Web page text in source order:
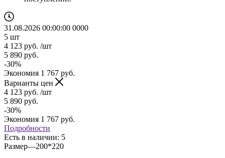
31.08.2026 00:00:00 0000
5 шт
4 123 руб. /шт
5 890 руб.
-30%
Экономия 1 767 руб.
Варианты цен
4 123 руб. /шт
5 890 руб.
-30%
Экономия 1 767 руб.
Подробности
Есть в наличии: 5
Размер—200*220